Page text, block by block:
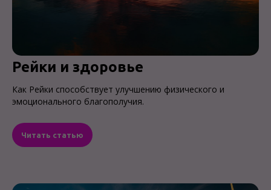
Рейки и здоровье
Как Рейки способствует улучшению физического и
эмоционального благополучия.
Читать статью